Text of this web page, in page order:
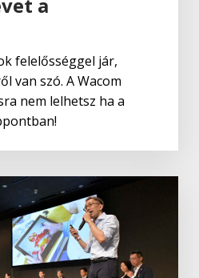
felelősséggel jár,
van szó. A Wacom
nem lelhetsz ha a